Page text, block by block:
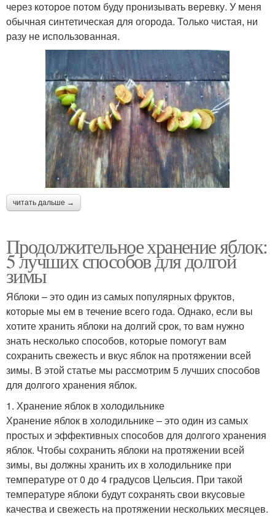
через которое потом буду пронизывать веревку. У меня
обычная синтетическая для огорода. Только чистая, ни
разу не использованная.
читать дальше →
Продолжительное хранение яблок:
5 лучших способов для долгой
зимы
Яблоки – это один из самых популярных фруктов,
которые мы ем в течение всего года. Однако, если вы
хотите хранить яблоки на долгий срок, то вам нужно
знать несколько способов, которые помогут вам
сохранить свежесть и вкус яблок на протяжении всей
зимы. В этой статье мы рассмотрим 5 лучших способов
для долгого хранения яблок.
1. Хранение яблок в холодильнике
Хранение яблок в холодильнике – это один из самых
простых и эффективных способов для долгого хранения
яблок. Чтобы сохранить яблоки на протяжении всей
зимы, вы должны хранить их в холодильнике при
температуре от 0 до 4 градусов Цельсия. При такой
температуре яблоки будут сохранять свои вкусовые
качества и свежесть на протяжении нескольких месяцев.